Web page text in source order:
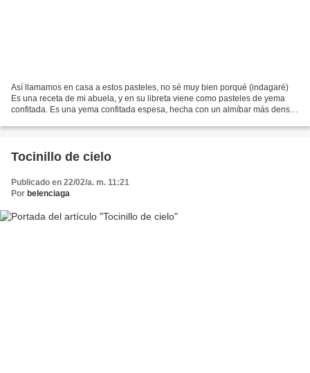
Así llamamos en casa a estos pasteles, no sé muy bien porqué (indagaré)
Es una receta de mi abuela, y en su libreta viene como pasteles de yema
confitada. Es una yema confitada espesa, hecha con un almíbar más denso.
Tocinillo de cielo
Publicado en 22/02/a. m. 11:21
Por belenciaga